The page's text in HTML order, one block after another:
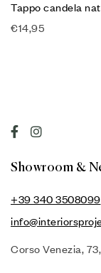
Tappo candela
€14,95
Showroom &
+39 340 3508099
Corso Venezia,